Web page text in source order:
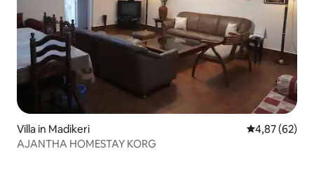
Villa in Madikeri
4,87 (62)
AJANTHA HOMESTAY KORG